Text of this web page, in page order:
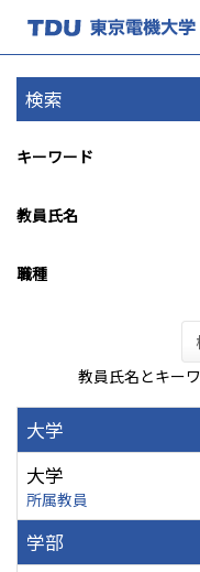
検索
キーワード
教員氏名
職種
教員氏名とキー
大学
大学
所属教員
学部